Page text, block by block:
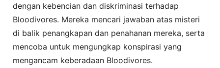
dengan kebencian dan diskriminasi terhadap
Bloodivores. Mereka mencari jawaban atas misteri
di balik penangkapan dan penahanan mereka, serta
mencoba untuk mengungkap konspirasi yang
mengancam keberadaan Bloodivores.